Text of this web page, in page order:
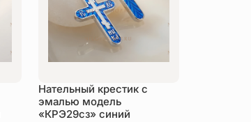
Нательный крестик с
эмалью модель
«КРЭ29сз» синий